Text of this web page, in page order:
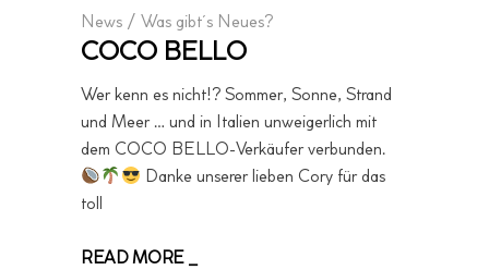
News / Was gibt´s Neues?
COCO BELLO
Wer kenn es nicht!? Sommer, Sonne, Strand
und Meer … und in Italien unweigerlich mit
dem COCO BELLO-Verkäufer verbunden.
Danke unserer lieben Cory für das
toll
READ MORE _